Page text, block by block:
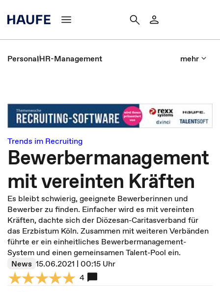
PersonalHR-Management mehr
Trends im Recruiting
Bewerbermanagement
mit vereinten Kräften
Es bleibt schwierig, geeignete Bewerberinnen und
Bewerber zu finden. Einfacher wird es mit vereinten
Kräften, dachte sich der Diözesan-Caritasverband für
das Erzbistum Köln. Zusammen mit weiteren Verbänden
führte er ein einheitliches Bewerbermanagement-
System und einen gemeinsamen Talent-Pool ein.
News 15.06.2021 | 00:15 Uhr
4